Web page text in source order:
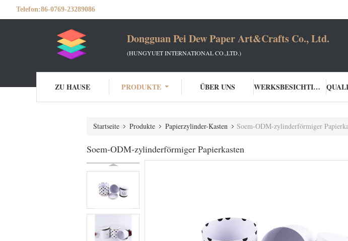
Telefon:86-0769-23289086
Dongguan Pei Dew Paper Art&Crafts Co., Ltd.
(HUNGYUET INTERNATIONAL CO.,LTD.)
ZU HAUSE PRODUKTE ÜBER UNS WERKSBESICHTIGUNG
Startseite Produkte Papierzylinder-Kasten Soem-ODM-zylinderförmiger
Soem-ODM-zylinderförmiger Papierkasten